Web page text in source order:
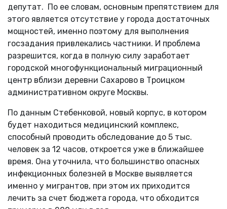
депутат. По ее словам, основным препятствием для
этого является отсутствие у города достаточных
мощностей, именно поэтому для выполнения
госзадания привлекались частники. И проблема
разрешится, когда в полную силу заработает
городской многофункциональный миграционный
центр вблизи деревни Сахарово в Троицком
административном округе Москвы.
По данным Стебенковой, новый корпус, в котором
будет находиться медицинский комплекс,
способный проводить обследование до 5 тыс.
человек за 12 часов, откроется уже в ближайшее
время. Она уточнила, что большинство опасных
инфекционных болезней в Москве выявляется
именно у мигрантов, при этом их приходится
лечить за счет бюджета города, что обходится